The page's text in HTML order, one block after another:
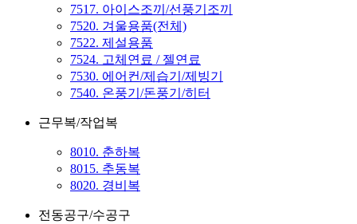
7517. 아이스조끼/선풍기조끼
7520. 겨울용품(전체)
7522. 제설용품
7524. 고체연료 / 젤연료
7530. 에어컨/제습기/제빙기
7540. 온풍기/돈풍기/히터
근무복/작업복
8010. 춘하복
8015. 추동복
8020. 경비복
전동공구/수공구